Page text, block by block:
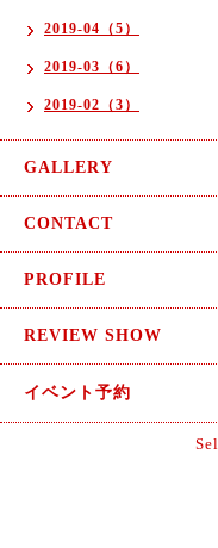
2019-04（5）
2019-03（6）
2019-02（3）
GALLERY
CONTACT
PROFILE
REVIEW SHOW
イベント予約